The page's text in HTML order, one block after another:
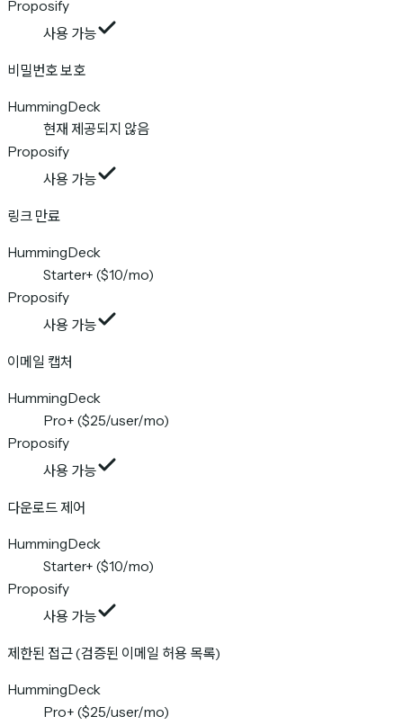
Proposify
사용 가능
비밀번호 보호
HummingDeck
현재 제공되지 않음
Proposify
사용 가능
링크 만료
HummingDeck
Starter+ ($10/mo)
Proposify
사용 가능
이메일 캡처
HummingDeck
Pro+ ($25/user/mo)
Proposify
사용 가능
다운로드 제어
HummingDeck
Starter+ ($10/mo)
Proposify
사용 가능
제한된 접근 (검증된 이메일 허용 목록)
HummingDeck
Pro+ ($25/user/mo)